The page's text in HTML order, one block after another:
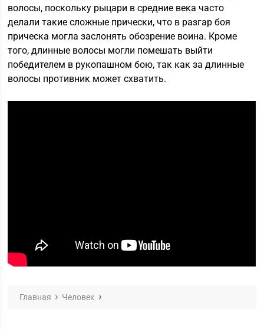
волосы, поскольку рыцари в средние века часто
делали такие сложные прически, что в разгар боя
прическа могла заслонять обозрение воина. Кроме
того, длинные волосы могли помешать выйти
победителем в рукопашном бою, так как за длинные
волосы противник может схватить.
Главная Человек